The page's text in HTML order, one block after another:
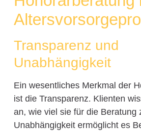
Transparenz und
Unabhängigkeit
Ein wesentliches Merkmal der
ist die Transparenz. Klienten
an, wie viel sie für die Beratung
Unabhängigkeit ermöglicht es